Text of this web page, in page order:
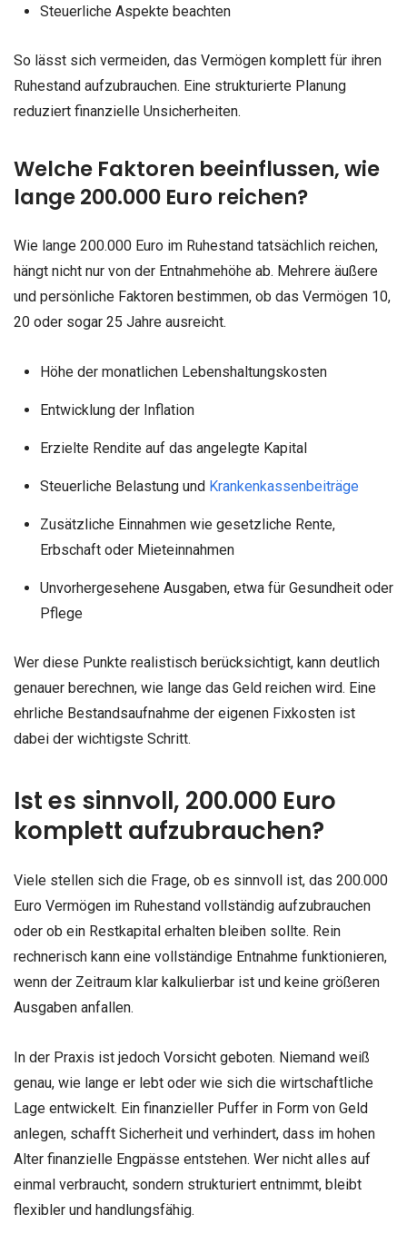
Steuerliche Aspekte beachten
So lässt sich vermeiden, das Vermögen komplett für ihren
Ruhestand aufzubrauchen. Eine strukturierte Planung
reduziert finanzielle Unsicherheiten.
Welche Faktoren beeinflussen, wie
lange 200.000 Euro reichen?
Wie lange 200.000 Euro im Ruhestand tatsächlich reichen,
hängt nicht nur von der Entnahmehöhe ab. Mehrere äußere
und persönliche Faktoren bestimmen, ob das Vermögen 10,
20 oder sogar 25 Jahre ausreicht.
Höhe der monatlichen Lebenshaltungskosten
Entwicklung der Inflation
Erzielte Rendite auf das angelegte Kapital
Steuerliche Belastung und Krankenkassenbeiträge
Zusätzliche Einnahmen wie gesetzliche Rente,
Erbschaft oder Mieteinnahmen
Unvorhergesehene Ausgaben, etwa für Gesundheit oder
Pflege
Wer diese Punkte realistisch berücksichtigt, kann deutlich
genauer berechnen, wie lange das Geld reichen wird. Eine
ehrliche Bestandsaufnahme der eigenen Fixkosten ist
dabei der wichtigste Schritt.
Ist es sinnvoll, 200.000 Euro
komplett aufzubrauchen?
Viele stellen sich die Frage, ob es sinnvoll ist, das 200.000
Euro Vermögen im Ruhestand vollständig aufzubrauchen
oder ob ein Restkapital erhalten bleiben sollte. Rein
rechnerisch kann eine vollständige Entnahme funktionieren,
wenn der Zeitraum klar kalkulierbar ist und keine größeren
Ausgaben anfallen.
In der Praxis ist jedoch Vorsicht geboten. Niemand weiß
genau, wie lange er lebt oder wie sich die wirtschaftliche
Lage entwickelt. Ein finanzieller Puffer in Form von Geld
anlegen, schafft Sicherheit und verhindert, dass im hohen
Alter finanzielle Engpässe entstehen. Wer nicht alles auf
einmal verbraucht, sondern strukturiert entnimmt, bleibt
flexibler und handlungsfähig.